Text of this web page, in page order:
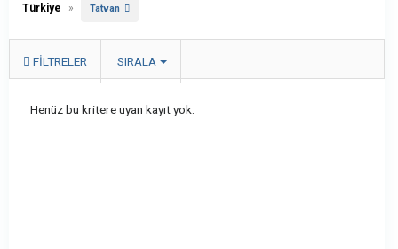
Türkiye » Tatvan
FILTRELER SIRALA
Henüz bu kritere uyan kayıt yok.